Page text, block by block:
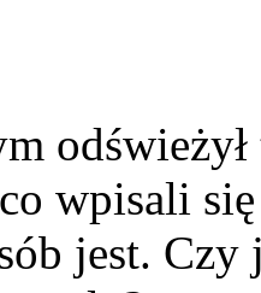
wpisali
jest. Czy